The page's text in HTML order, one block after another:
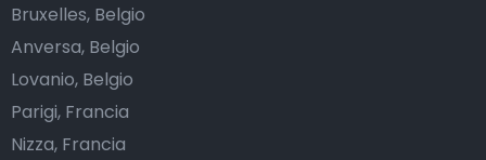
Bruxelles, Belgio
Anversa, Belgio
Lovanio, Belgio
Parigi, Francia
Nizza, Francia